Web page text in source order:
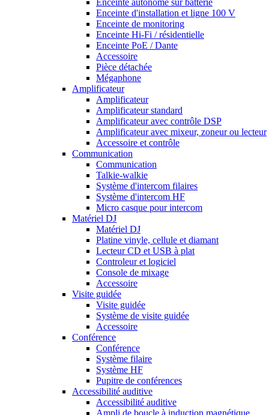
Enceinte autonome sur batterie
Enceinte d'installation et ligne 100 V
Enceinte de monitoring
Enceinte Hi-Fi / résidentielle
Enceinte PoE / Dante
Accessoire
Pièce détachée
Mégaphone
Amplificateur
Amplificateur
Amplificateur standard
Amplificateur avec contrôle DSP
Amplificateur avec mixeur, zoneur ou lecteur
Accessoire et contrôle
Communication
Communication
Talkie-walkie
Système d'intercom filaires
Système d'intercom HF
Micro casque pour intercom
Matériel DJ
Matériel DJ
Platine vinyle, cellule et diamant
Lecteur CD et USB à plat
Controleur et logiciel
Console de mixage
Accessoire
Visite guidée
Visite guidée
Système de visite guidée
Accessoire
Conférence
Conférence
Système filaire
Système HF
Pupitre de conférences
Accessibilité auditive
Accessibilité auditive
Ampli de boucle à induction magnétique